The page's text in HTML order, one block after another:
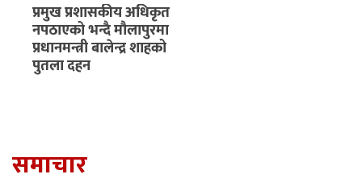
प्रमुख प्रशासकीय अधिकृत
नपठाएको भन्दै मौलापुरमा
प्रधानमन्त्री बालेन्द्र शाहको
पुतला दहन
समाचार